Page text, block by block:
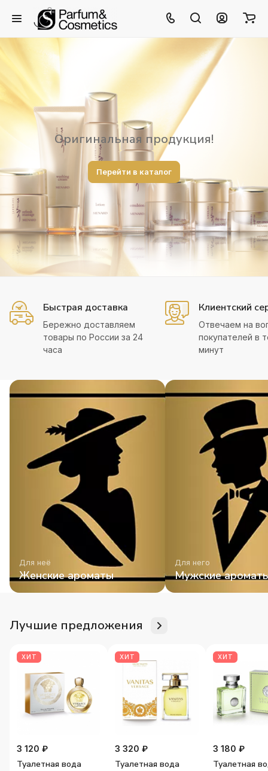
Оригинальная продукция!
Перейти в каталог
Быстрая доставка
Бережно доставляем
товары по России за 24
часа
Клиентский
Отвечаем на
покупателей в
минут
Для неё
Женские ароматы
Для него
Мужские
Лучшие предложения
ХИТ
3 120 ₽
Туалетная вода
ХИТ
3 320 ₽
Туалетная вода
ХИТ
3 180 ₽
Туалетная